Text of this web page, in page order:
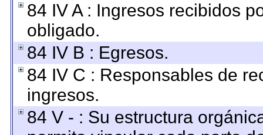
84 IV A : Ingresos recibidos
obligado.
84 IV B : Egresos.
84 IV C : Responsables de
ingresos.
84 V - : Su estructura